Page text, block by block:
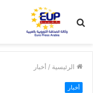
عن
الرئيسية / أخبار
أخبار